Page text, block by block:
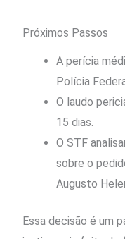
Próximos Passos
A perícia
Polícia
O laudo
15 dias.
O STF
sobre o
Augusto
Essa decisão é um